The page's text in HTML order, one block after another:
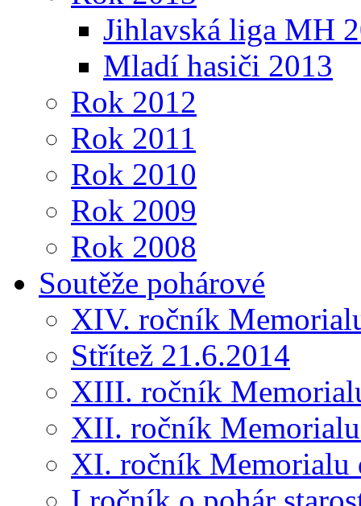
Jihlavská liga MH
Mladí hasiči 2013
Rok 2012
Rok 2011
Rok 2010
Rok 2009
Rok 2008
Soutěže pohárové
XIV. ročník
Střítež 21.6.2014
XIII. ročník
XII. ročník
XI. ročník Memorialu